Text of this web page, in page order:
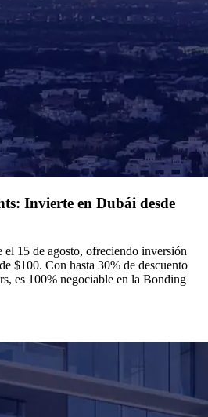
Invierte en Dubái desde
el 15 de agosto, ofreciendo inversión
$100. Con hasta 30% de descuento
es 100% negociable en la Bonding